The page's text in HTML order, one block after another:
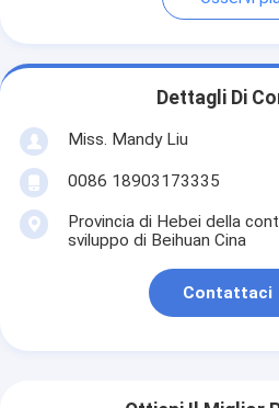
Dettagli Di
Miss. Mandy Liu
0086 18903173335
Provincia di Hebei della
sviluppo di Beihuan Cina
Contattaci